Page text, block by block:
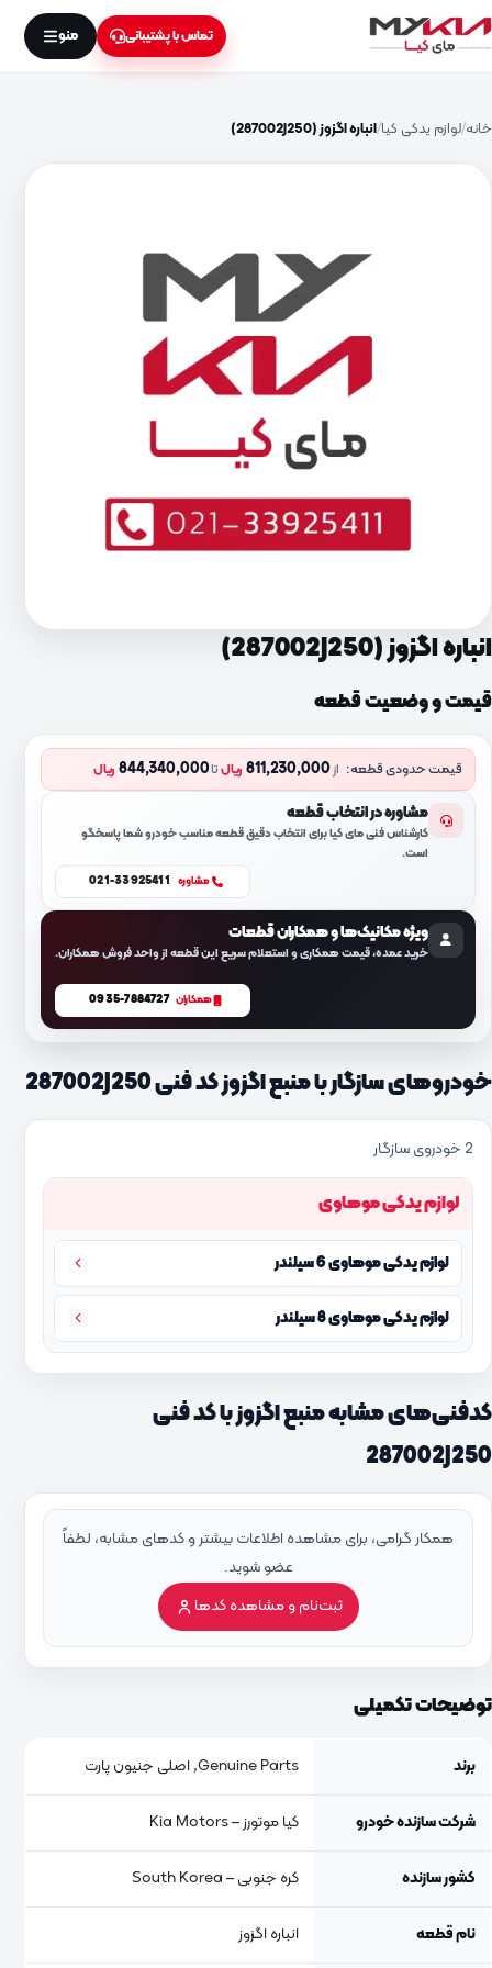
تماس با پشتیبانی منو
خانه لوازم یدکی کیا انباره اگزوز (287002J250)
انباره اگزوز (287002J250)
قیمت و وضعیت قطعه
قیمت حدودی قطعه: از811,230,000 ریالتا844,340,000 ریال
مشاوره در انتخاب قطعه
کارشناس فنی مای کیا برای انتخاب دقیق قطعه مناسب خودرو شما پاسخگو
است.
مشاوره 021-33925411
ویژه مکانیک‌ها و همکاران قطعات
خرید عمده، قیمت همکاری و استعلام سریع این قطعه از واحد فروش همکاران.
همکاران 0935-7884727
خودروهای سازگار با منبع اگزوز کد فنی 287002J250
2 خودروی سازگار
لوازم یدکی موهاوی
لوازم یدکی موهاوی 6 سیلندر
لوازم یدکی موهاوی 8 سیلندر
کدفنی‌های مشابه منبع اگزوز با کد فنی
287002J250
همکار گرامی، برای مشاهده اطلاعات بیشتر و کدهای مشابه، لطفاً
عضو شوید.
ثبت‌نام و مشاهده کدها
توضیحات تکمیلی
برند Genuine Parts, اصلی جنیون پارت
شرکت سازنده خودرو کیا موتورز – Kia Motors
کشور سازنده کره جنوبی – South Korea
نام قطعه انباره اگزوز